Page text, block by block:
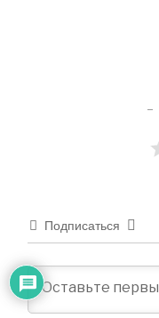
Подписаться